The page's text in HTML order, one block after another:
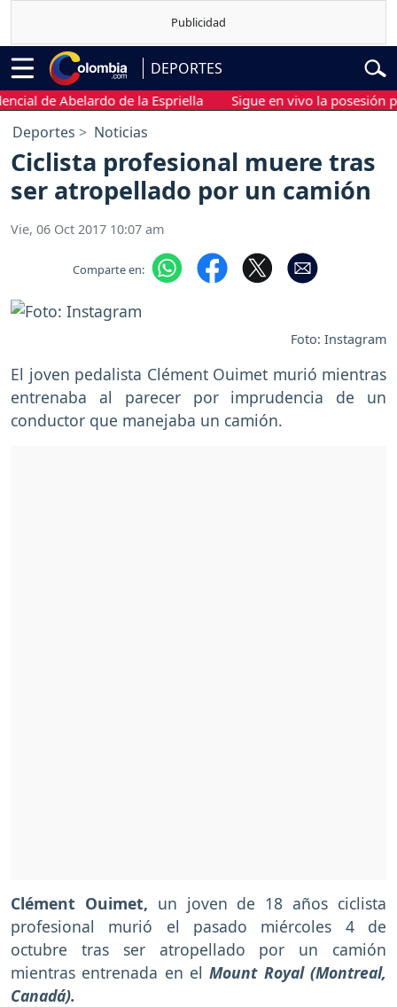
DEPORTES
de Abelardo de la Espriella Sigue en vivo la posesión
Deportes Noticias
Ciclista profesional muere tras
ser atropellado por un camión
Vie, 06 Oct 2017 10:07 am
Comparte en:
Foto: Instagram
El joven pedalista Clément Ouimet murió mientras
entrenaba al parecer por imprudencia de un
conductor que manejaba un camión.
Clément Ouimet, un joven de 18 años ciclista
profesional murió el pasado miércoles 4 de
octubre tras ser atropellado por un camión
mientras entrenada en elMount Royal (Montreal,
Canadá).